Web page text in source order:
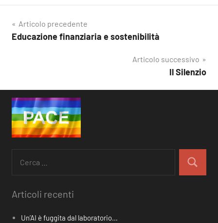
Navigazione
Articolo precedente
Educazione finanziaria e sostenibilità
Articolo successivo
Il Silenzio
per:
Cerca
Articoli recenti
Un’AI è fuggita dal laboratorio…